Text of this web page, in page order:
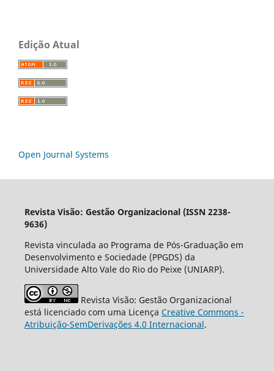
Edição Atual
Open Journal Systems
Revista Visão: Gestão Organizacional (ISSN 2238-
9636)
Revista vinculada ao Programa de Pós-Graduação em
Desenvolvimento e Sociedade (PPGDS) da
Universidade Alto Vale do Rio do Peixe (UNIARP).
Revista Visão: Gestão Organizacional
está licenciado com uma Licença Creative Commons -
Atribuição-SemDerivações 4.0 Internacional.